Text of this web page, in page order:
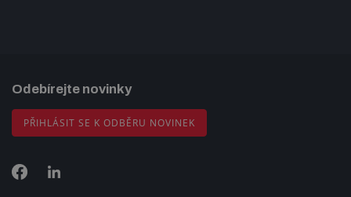
Odebírejte novinky
PŘIHLÁSIT SE K ODBĚRU NOVINEK